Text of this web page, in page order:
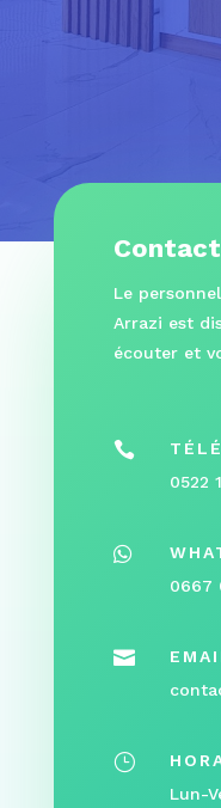
Le
Arrazi est
écouter et

0522

0667

}
Lun-